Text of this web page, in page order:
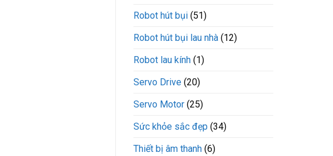
Robot hút bụi (51)
Robot hút bụi lau nhà (12)
Robot lau kính (1)
Servo Drive (20)
Servo Motor (25)
Sức khỏe sắc đẹp (34)
Thiết bị âm thanh (6)